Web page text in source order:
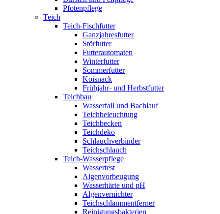
Pfotenpflege
Teich
Teich-Fischfutter
Ganzjahresfutter
Störfutter
Futterautomaten
Winterfutter
Sommerfutter
Koisnack
Frühjahr- und Herbstfutter
Teichbau
Wasserfall und Bachlauf
Teichbeleuchtung
Teichbecken
Teichdeko
Schlauchverbinder
Teichschlauch
Teich-Wasserpflege
Wassertest
Algenvorbeugung
Wasserhärte und pH
Algenvernichter
Teichschlammentferner
Reinigungsbakterien